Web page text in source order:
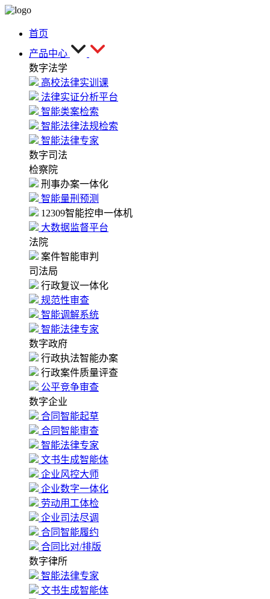
首页
产品中心
数字法学
高校法律实训课
法律实证分析平台
智能类案检索
智能法律法规检索
智能法律专家
数字司法
检察院
刑事办案一体化
智能量刑预测
12309智能控申一体机
大数据监督平台
法院
案件智能审判
司法局
行政复议一体化
规范性审查
智能调解系统
智能法律专家
数字政府
行政执法智能办案
行政案件质量评查
公平竞争审查
数字企业
合同智能起草
合同智能审查
智能法律专家
文书生成智能体
企业风控大师
企业数字一体化
劳动用工体检
企业司法尽调
合同智能履约
合同比对/排版
数字律所
智能法律专家
文书生成智能体